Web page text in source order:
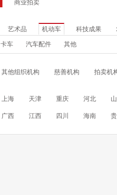
商业拍卖
艺术品 机动车 科技成果
卡车 汽车配件 其他
其他组织机构 慈善机构 拍卖机
上海 天津 重庆 河北
广西 江西 四川 海南